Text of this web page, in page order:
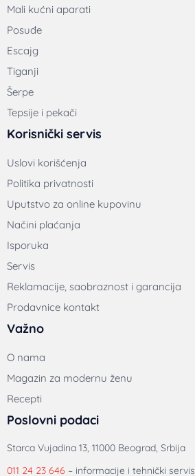
Mali kućni aparati
Posuđe
Escajg
Tiganji
Šerpe
Tepsije i pekači
Korisnički servis
Uslovi korišćenja
Politika privatnosti
Uputstvo za online kupovinu
Načini plaćanja
Isporuka
Servis
Reklamacije, saobraznost i garancija
Prodavnice kontakt
Važno
O nama
Magazin za modernu ženu
Recepti
Poslovni podaci
Starca Vujadina 13, 11000 Beograd, Srbija
011 24 23 646 – informacije i tehnički servis